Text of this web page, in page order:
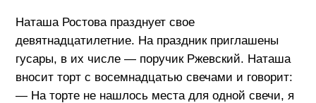
Наташа Ростова празднует свое
девятнадцатилетние. На праздник приглашены
гусары, в их числе — поручик Ржевский. Наташа
вносит торт с восемнадцатью свечами и говорит:
— На торте не нашлось места для одной свечи, я